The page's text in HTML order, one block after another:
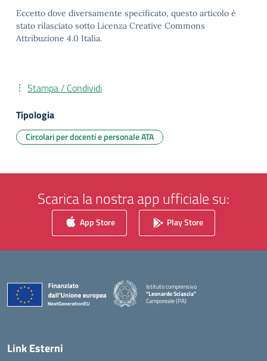
Eccetto dove diversamente specificato, questo articolo è
stato rilasciato sotto Licenza Creative Commons
Attribuzione 4.0 Italia.
Stampa / Condividi
Tipologia
Circolari per docenti e personale ATA
Scarica la nostra app ufficiale su:
App Store Play Store
Istituto comprensivo
"Leonardo Sciascia"
Camporeale (PA)
— Visita la pagina iniziale della scuola
Link Esterni